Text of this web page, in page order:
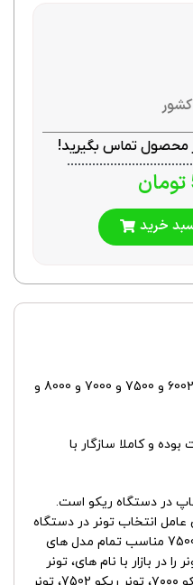
محصول تماس بگیرید!
تومان
خرید
و 6002 و 7500 و 7000 و 8000 و
کیفیت بوده و کاملا سازگار با
در دستگاه ریکو است.
انتخاب تونر در دستگاه
های ریکو است. تونر ریکو آفیشیو 7500 مناسب تمام مدل های
در بازار با نام های، تونر